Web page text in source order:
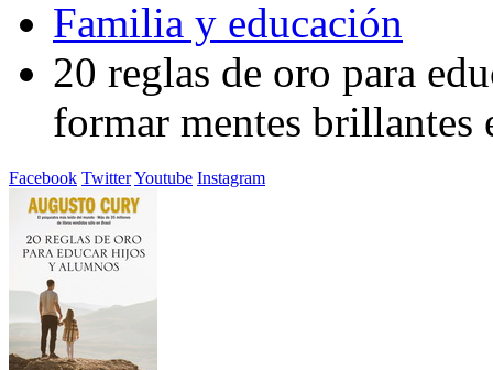
Familia y educación
20 reglas de oro para
formar mentes brillantes
Facebook TwitterYoutube Instagram